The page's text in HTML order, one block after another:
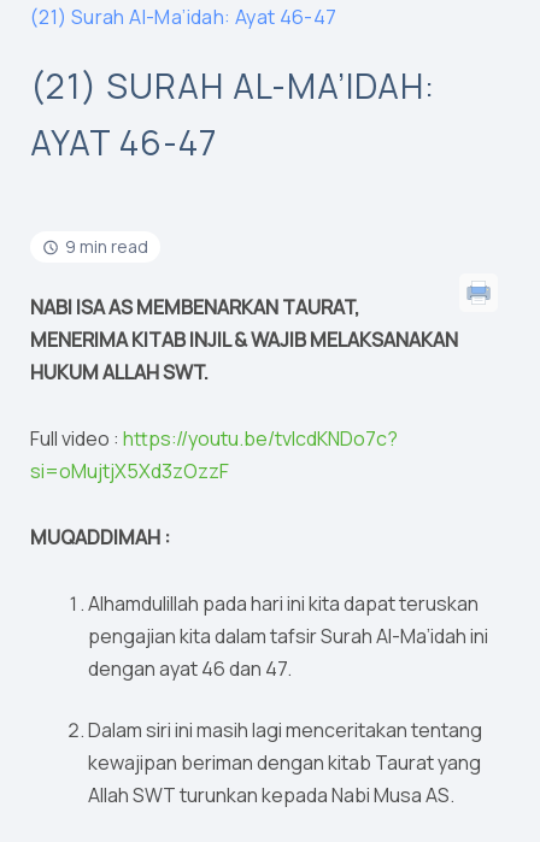
(21) Surah Al-Ma’idah: Ayat 46-47
(21) SURAH AL-MA’IDAH:
AYAT 46-47
9 min read
NABI ISA AS MEMBENARKAN TAURAT,
MENERIMA KITAB INJIL & WAJIB MELAKSANAKAN
HUKUM ALLAH SWT.
Full video : https://youtu.be/tvIcdKNDo7c?
si=oMujtjX5Xd3zOzzF
MUQADDIMAH :
Alhamdulillah pada hari ini kita dapat teruskan
pengajian kita dalam tafsir Surah Al-Ma’idah ini
dengan ayat 46 dan 47.
Dalam siri ini masih lagi menceritakan tentang
kewajipan beriman dengan kitab Taurat yang
Allah SWT turunkan kepada Nabi Musa AS.